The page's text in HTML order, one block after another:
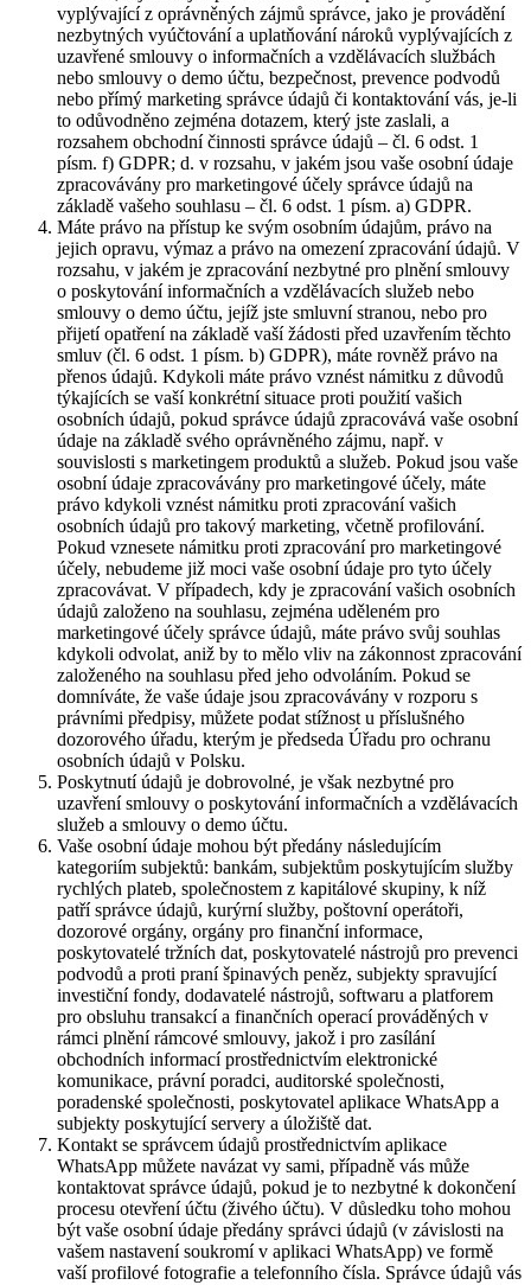
vyplývající z oprávněných zájmů správce, jako je provádění
nezbytných vyúčtování a uplatňování nároků vyplývajících z
uzavřené smlouvy o informačních a vzdělávacích službách
nebo smlouvy o demo účtu, bezpečnost, prevence podvodů
nebo přímý marketing správce údajů či kontaktování vás, je-li
to odůvodněno zejména dotazem, který jste zaslali, a
rozsahem obchodní činnosti správce údajů – čl. 6 odst. 1
písm. f) GDPR; d. v rozsahu, v jakém jsou vaše osobní údaje
zpracovávány pro marketingové účely správce údajů na
základě vašeho souhlasu – čl. 6 odst. 1 písm. a) GDPR.
Máte právo na přístup ke svým osobním údajům, právo na
jejich opravu, výmaz a právo na omezení zpracování údajů. V
rozsahu, v jakém je zpracování nezbytné pro plnění smlouvy
o poskytování informačních a vzdělávacích služeb nebo
smlouvy o demo účtu, jejíž jste smluvní stranou, nebo pro
přijetí opatření na základě vaší žádosti před uzavřením těchto
smluv (čl. 6 odst. 1 písm. b) GDPR), máte rovněž právo na
přenos údajů. Kdykoli máte právo vznést námitku z důvodů
týkajících se vaší konkrétní situace proti použití vašich
osobních údajů, pokud správce údajů zpracovává vaše osobní
údaje na základě svého oprávněného zájmu, např. v
souvislosti s marketingem produktů a služeb. Pokud jsou vaše
osobní údaje zpracovávány pro marketingové účely, máte
právo kdykoli vznést námitku proti zpracování vašich
osobních údajů pro takový marketing, včetně profilování.
Pokud vznesete námitku proti zpracování pro marketingové
účely, nebudeme již moci vaše osobní údaje pro tyto účely
zpracovávat. V případech, kdy je zpracování vašich osobních
údajů založeno na souhlasu, zejména uděleném pro
marketingové účely správce údajů, máte právo svůj souhlas
kdykoli odvolat, aniž by to mělo vliv na zákonnost zpracování
založeného na souhlasu před jeho odvoláním. Pokud se
domníváte, že vaše údaje jsou zpracovávány v rozporu s
právními předpisy, můžete podat stížnost u příslušného
dozorového úřadu, kterým je předseda Úřadu pro ochranu
osobních údajů v Polsku.
Poskytnutí údajů je dobrovolné, je však nezbytné pro
uzavření smlouvy o poskytování informačních a vzdělávacích
služeb a smlouvy o demo účtu.
Vaše osobní údaje mohou být předány následujícím
kategoriím subjektů: bankám, subjektům poskytujícím služby
rychlých plateb, společnostem z kapitálové skupiny, k níž
patří správce údajů, kurýrní služby, poštovní operátoři,
dozorové orgány, orgány pro finanční informace,
poskytovatelé tržních dat, poskytovatelé nástrojů pro prevenci
podvodů a proti praní špinavých peněz, subjekty spravující
investiční fondy, dodavatelé nástrojů, softwaru a platforem
pro obsluhu transakcí a finančních operací prováděných v
rámci plnění rámcové smlouvy, jakož i pro zasílání
obchodních informací prostřednictvím elektronické
komunikace, právní poradci, auditorské společnosti,
poradenské společnosti, poskytovatel aplikace WhatsApp a
subjekty poskytující servery a úložiště dat.
Kontakt se správcem údajů prostřednictvím aplikace
WhatsApp můžete navázat vy sami, případně vás může
kontaktovat správce údajů, pokud je to nezbytné k dokončení
procesu otevření účtu (živého účtu). V důsledku toho mohou
být vaše osobní údaje předány správci údajů (v závislosti na
vašem nastavení soukromí v aplikaci WhatsApp) ve formě
vaší profilové fotografie a telefonního čísla. Správce údajů vás